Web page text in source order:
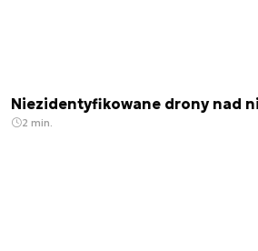
Niezidentyfikowane drony nad
2 min.